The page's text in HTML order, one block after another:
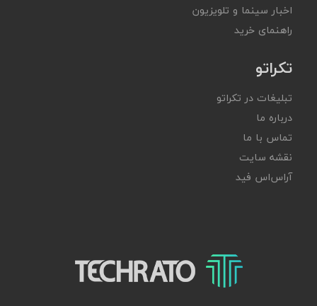
اخبار سینما و تلویزیون
راهنمای خرید
تکراتو
تبلیغات در تکراتو
درباره ما
تماس با ما
نقشه سایت
آر‌اس‌اس فید
تکراتو – زندگی با تکنولوژی